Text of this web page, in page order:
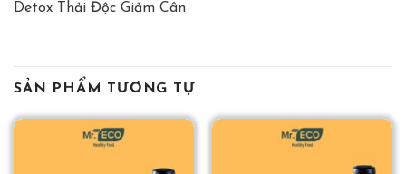
Detox Thải Độc Giảm Cân
SẢN PHẨM TƯƠNG TỰ